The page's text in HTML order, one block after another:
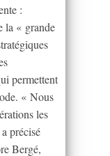
:
la « grande
permettent
« Nous
les
précisé
Bergé,